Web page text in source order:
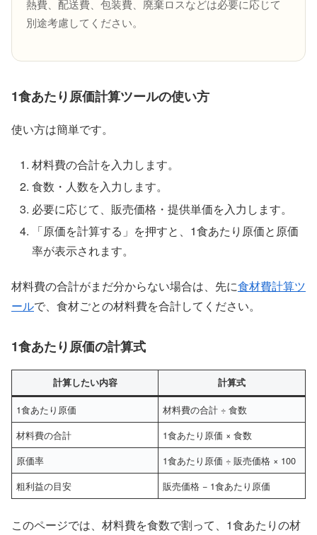
熱費、配送費、包装費、廃棄ロスなどは必要に応じて
別途考慮してください。
1食あたり原価計算ツールの使い方
使い方は簡単です。
材料費の合計を入力します。
食数・人数を入力します。
必要に応じて、販売価格・提供単価を入力します。
「原価を計算する」を押すと、1食あたり原価と原価
率が表示されます。
材料費の合計がまだ分からない場合は、先に食材費計算ツ
ールで、食材ごとの材料費を合計してください。
1食あたり原価の計算式
計算したい内容 計算式
1食あたり原価
材料費の合計 ÷ 食数
材料費の合計
1食あたり原価 × 食数
原価率
1食あたり原価 ÷ 販売価格 × 100
粗利益の目安
販売価格 − 1食あたり原価
このページでは、材料費を食数で割って、1食あたりの材